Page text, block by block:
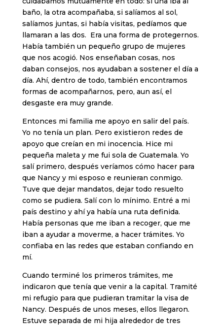
baño, la otra acompañaba, si salíamos al sol,
salíamos juntas, si había visitas, pedíamos que
llamaran a las dos. Era una forma de protegernos.
Había también un pequeño grupo de mujeres
que nos acogió. Nos enseñaban cosas, nos
daban consejos, nos ayudaban a sostener el día a
día. Ahí, dentro de todo, también encontramos
formas de acompañarnos, pero, aun así, el
desgaste era muy grande.
Entonces mi familia me apoyo en salir del país.
Yo no tenía un plan. Pero existieron redes de
apoyo que creían en mi inocencia. Hice mi
pequeña maleta y me fui sola de Guatemala. Yo
salí primero, después veríamos cómo hacer para
que Nancy y mi esposo e reunieran conmigo.
Tuve que dejar mandatos, dejar todo resuelto
como se pudiera. Salí con lo mínimo. Entré a mi
país destino y ahí ya había una ruta definida.
Había personas que me iban a recoger, que me
iban a ayudar a moverme, a hacer trámites. Yo
confiaba en las redes que estaban confiando en
mí.
Cuando terminé los primeros trámites, me
indicaron que tenía que venir a la capital. Tramité
mi refugio para que pudieran tramitar la visa de
Nancy. Después de unos meses, ellos llegaron.
Estuve separada de mi hija alrededor de tres